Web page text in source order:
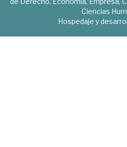
Ciencias
Hospedaje y